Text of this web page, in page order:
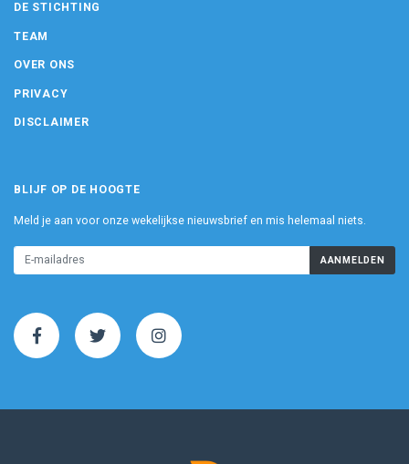
DE STICHTING
TEAM
OVER ONS
PRIVACY
DISCLAIMER
BLIJF OP DE HOOGTE
Meld je aan voor onze wekelijkse nieuwsbrief en mis helemaal niets.
AANMELDEN